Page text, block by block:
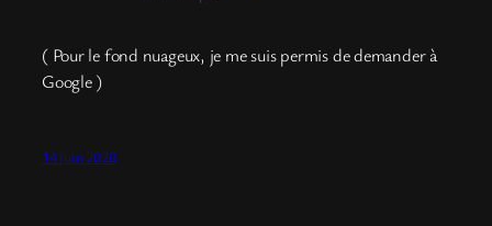
( Pour le fond nuageux, je me suis permis de demander à
Google )
14 juin 2020